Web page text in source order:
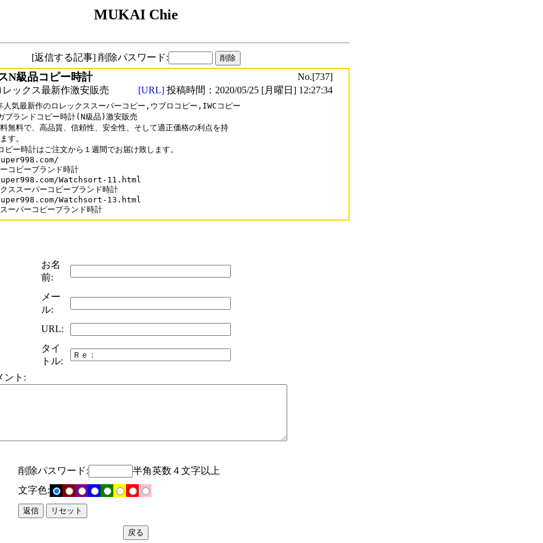
MUKAI Chie
[返信する記事] 削除パスワード:
N級品コピー時計
No.[737]
ックス最新作激安販売
[URL] 投稿時間：2020/05/25 [月曜日] 12:27:34
人気最新作のロレックススーパーコピー,ウブロコピー,IWCコピー
ブランドコピー時計(N級品)激安販売
無料で、高品質、信頼性、安全性、そして適正価格の利点を持
す。
ピー時計はご注文から１週間でお届け致します。
コピーブランド時計
Watchsort-11.html
ススーパーコピーブランド時計
Watchsort-13.html
ーパーコピーブランド時計
お名
前:
メー
ル:
URL:
タイ
トル:
ント:
削除パスワード:
半角英数４文字以上
文字色: